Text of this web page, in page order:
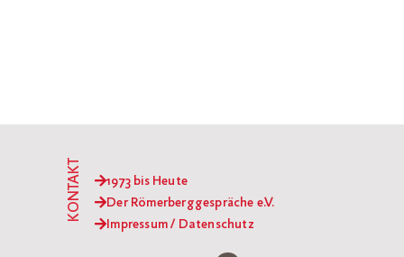
1973 bis Heute
Der Römerberggespräche e.V.
Impressum / Datenschutz
KONTAKT